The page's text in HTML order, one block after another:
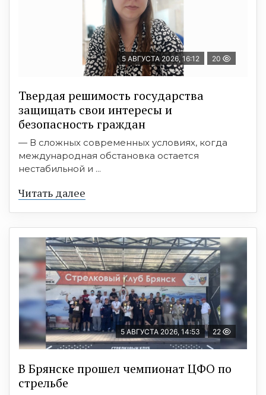
5 АВГУСТА 2026, 16:12 20
Твердая решимость государства
защищать свои интересы и
безопасность граждан
— В сложных современных условиях, когда
международная обстановка остается
нестабильной и ...
Читать далее
5 АВГУСТА 2026, 14:53 22
В Брянске прошел чемпионат ЦФО по
стрельбе